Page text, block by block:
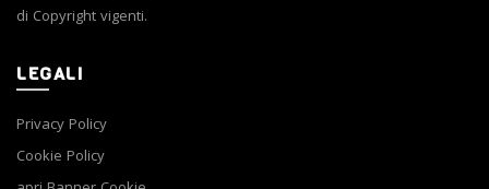
di Copyright vigenti.
LEGALI
Privacy Policy
Cookie Policy